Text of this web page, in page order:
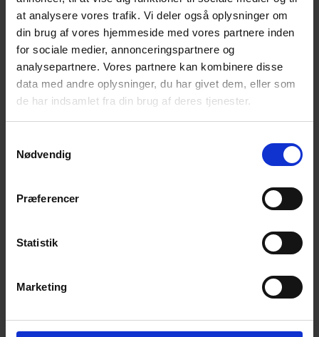
at analysere vores trafik. Vi deler også oplysninger om
din brug af vores hjemmeside med vores partnere inden
for sociale medier, annonceringspartnere og
analysepartnere. Vores partnere kan kombinere disse
data med andre oplysninger, du har givet dem, eller som
de har indsamlet fra din brug af deres tjenester.
Nødvendig
Præferencer
Statistik
Marketing
18.00 via NemTilmeld:
https://efterladte.nemtilmeld.dk/385/
Alle er velkomne!
Til café- og temaaftener møder du andre
efterladte efter selvmord.
med andre i en lignende situation som dig. – I
Du får mulighed for et varmt, uformelt samvær i
Du er altid velkommen til at tage en ven med, hvis
Vel mødt og venlig hilsen